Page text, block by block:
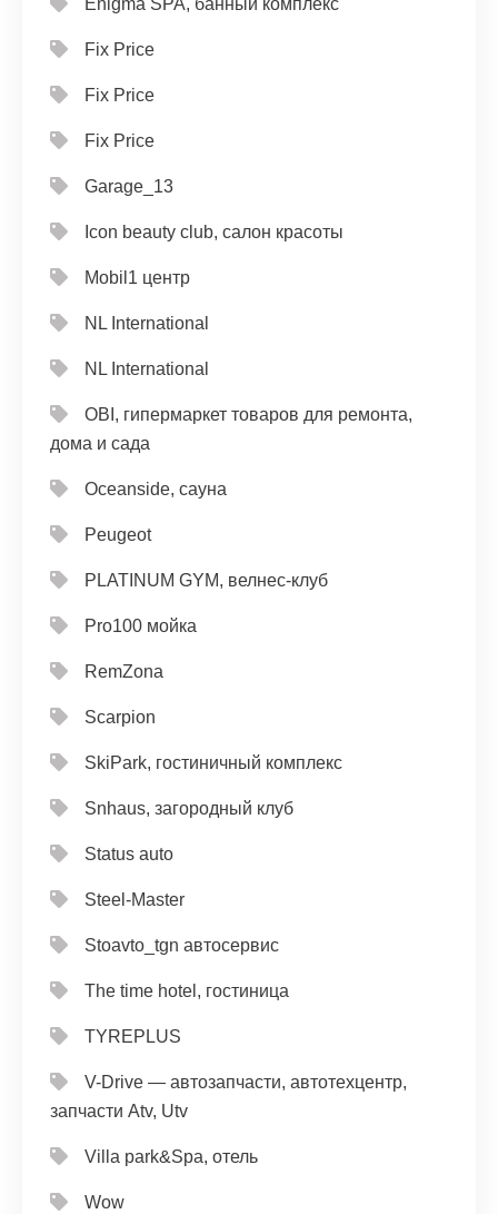
Enigma SPA, банный комплекс
Fix Price
Fix Price
Fix Price
Garage_13
Icon beauty club, салон красоты
Mobil1 центр
NL International
NL International
OBI, гипермаркет товаров для ремонта,
дома и сада
Oceanside, сауна
Peugeot
PLATINUM GYM, велнес-клуб
Pro100 мойка
RemZona
Scarpion
SkiPark, гостиничный комплекс
Snhaus, загородный клуб
Status auto
Steel-Master
Stoavto_tgn автосервис
The time hotel, гостиница
TYREPLUS
V-Drive — автозапчасти, автотехцентр,
запчасти Atv, Utv
Villa park&Spa, отель
Wow